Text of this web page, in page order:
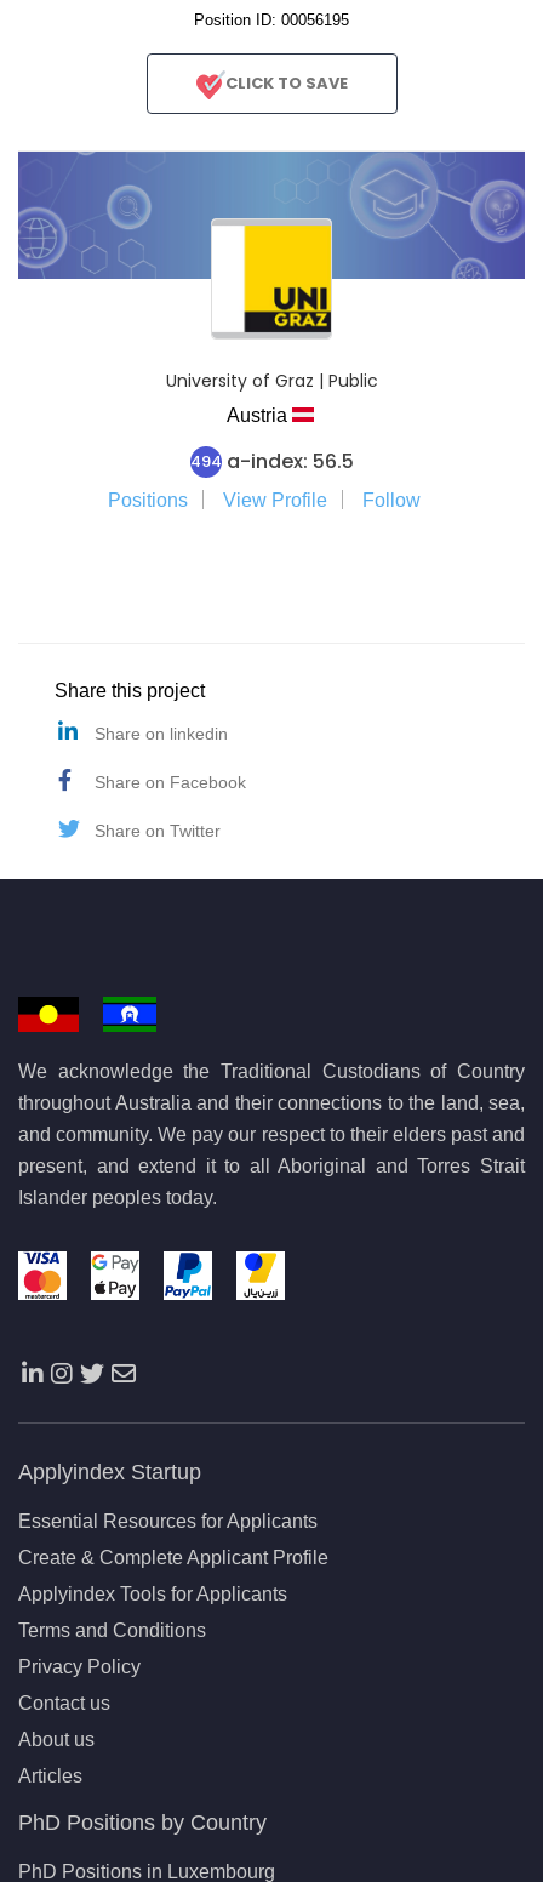
Position ID: 00056195
CLICK TO SAVE
University of Graz | Public
Austria
494 a-index: 56.5
Positions View Profile Follow
Share this project
Share on linkedin
Share on Facebook
Share on Twitter
We acknowledge the Traditional Custodians of Country
throughout Australia and their connections to the land, sea,
and community. We pay our respect to their elders past and
present, and extend it to all Aboriginal and Torres Strait
Islander peoples today.
Applyindex Startup
Essential Resources for Applicants
Create & Complete Applicant Profile
Applyindex Tools for Applicants
Terms and Conditions
Privacy Policy
Contact us
About us
Articles
PhD Positions by Country
PhD Positions in Luxembourg